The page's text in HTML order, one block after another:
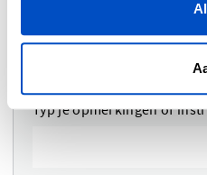
Typ je opmerkingen of